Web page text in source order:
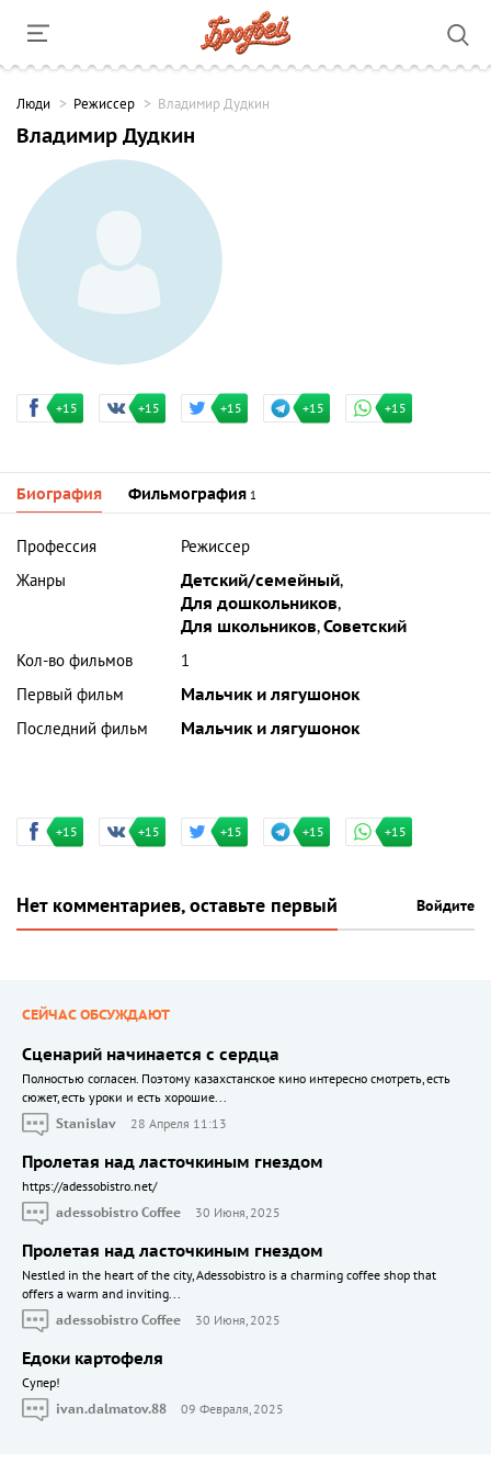
Люди Режиссер Владимир Дудкин
Владимир Дудкин
+15 +15 +15 +15 +15
Биография Фильмография 1
Профессия
Режиссер
Жанры
Детский/семейный,
Для дошкольников,
Для школьников,Советский
Кол-во фильмов
1
Первый фильм
Мальчик и лягушонок
Последний фильм
Мальчик и лягушонок
+15 +15 +15 +15 +15
Нет комментариев, оставьте первый Войдите
СЕЙЧАС ОБСУЖДАЮТ
Сценарий начинается с сердца
Полностью согласен. Поэтому казахстанское кино интересно смотреть, есть
сюжет, есть уроки и есть хорошие...
Stanislav
28 Апреля 11:13
Пролетая над ласточкиным гнездом
https://adessobistro.net/
adessobistro Coffee
30 Июня, 2025
Пролетая над ласточкиным гнездом
Nestled in the heart of the city, Adessobistro is a charming coffee shop that
offers a warm and inviting...
adessobistro Coffee
30 Июня, 2025
Едоки картофеля
Cупер!
ivan.dalmatov.88
09 Февраля, 2025